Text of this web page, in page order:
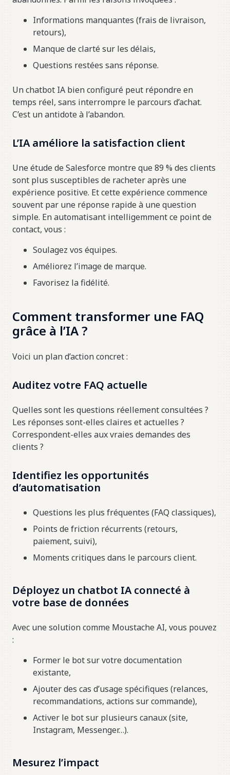
Informations manquantes (frais de livraison,
retours),
Manque de clarté sur les délais,
Questions restées sans réponse.
Un chatbot IA bien configuré peut répondre en
temps réel, sans interrompre le parcours d’achat.
C’est un antidote à l’abandon.
L’IA améliore la satisfaction client
Une étude de Salesforce montre que 89 % des clients
sont plus susceptibles de racheter après une
expérience positive. Et cette expérience commence
souvent par une réponse rapide à une question
simple. En automatisant intelligemment ce point de
contact, vous :
Soulagez vos équipes.
Améliorez l’image de marque.
Favorisez la fidélité.
Comment transformer une FAQ
grâce à l’IA ?
Voici un plan d’action concret :
Auditez votre FAQ actuelle
Quelles sont les questions réellement consultées ?
Les réponses sont-elles claires et actuelles ?
Correspondent-elles aux vraies demandes des
clients ?
Identifiez les opportunités
d’automatisation
Questions les plus fréquentes (FAQ classiques),
Points de friction récurrents (retours,
paiement, suivi),
Moments critiques dans le parcours client.
Déployez un chatbot IA connecté à
votre base de données
Avec une solution comme Moustache AI, vous pouvez
:
Former le bot sur votre documentation
existante,
Ajouter des cas d’usage spécifiques (relances,
recommandations, actions sur commande),
Activer le bot sur plusieurs canaux (site,
Instagram, Messenger…).
Mesurez l’impact